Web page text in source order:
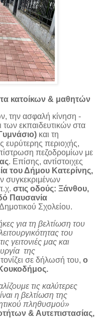
κατοίκων & μαθητών
την ασφαλή κίνηση -
εκπαιδευτικών στα
και τη
ευρύτερης περιοχής,
πεζοδρομίων με
. Επίσης, αντίστοιχες
του Δήμου Κατερίνης,
συγκεκριμένων
στις οδούς: Ξάνθου,
Παυσανία
Σχολείου.
για τη βελτίωση του
του
γειτονιές μας και
της
τονίζει σε δήλωσή του, ο
τις καλύτερες
η βελτίωση της
πληθυσμού»
& Αυτεπιστασίας,